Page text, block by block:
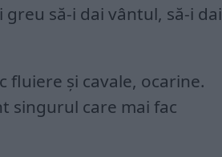
să-i dai vântul, să-i dai
fluiere şi cavale, ocarine.
singurul care mai fac